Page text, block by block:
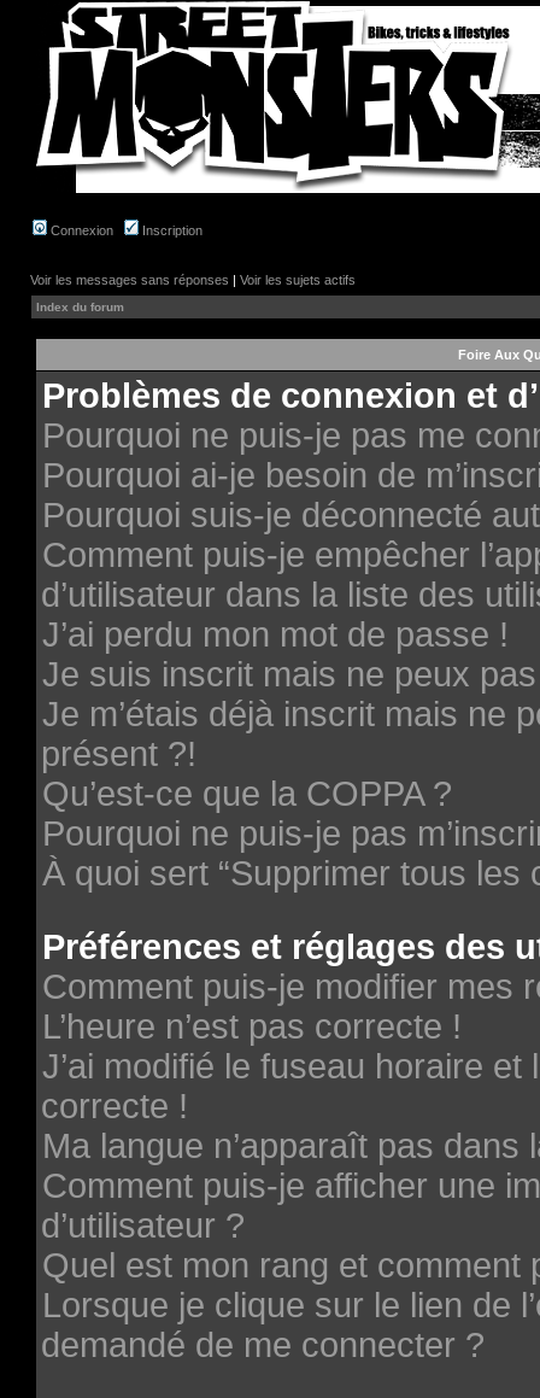
Connexion Inscription
Voir les messages sans réponses | Voir les sujets actifs
Index du forum
Foire Aux
Problèmes de connexion et
Pourquoi ne puis-je pas me
Pourquoi ai-je besoin de
Pourquoi suis-je déconnecté
Comment puis-je empêcher
d’utilisateur dans la liste des
J’ai perdu mon mot de passe !
Je suis inscrit mais ne peux
Je m’étais déjà inscrit mais ne
présent ?!
Qu’est-ce que la COPPA ?
Pourquoi ne puis-je pas
À quoi sert “Supprimer tous les
Préférences et réglages des
Comment puis-je modifier mes
L’heure n’est pas correcte !
J’ai modifié le fuseau horaire et
correcte !
Ma langue n’apparaît pas dans
Comment puis-je afficher une
d’utilisateur ?
Quel est mon rang et comment
Lorsque je clique sur le lien de
demandé de me connecter ?